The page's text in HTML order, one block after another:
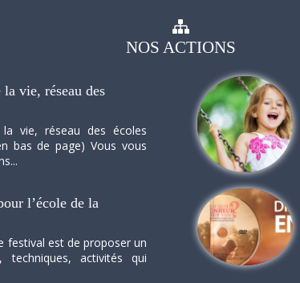
NOS ACTIONS
la vie, réseau des
vie, réseau des écoles
bas de page) Vous vous
l’école de la
festival est de proposer un
techniques, activités qui